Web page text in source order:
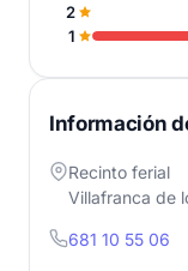
2
1
Información
Recinto ferial
Villafranca de
681 10 55 06